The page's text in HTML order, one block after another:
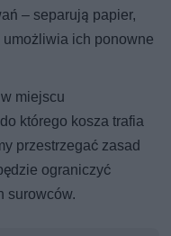
– separują papier,
ich ponowne
miejscu
którego kosza trafia
przestrzegać zasad
ograniczyć
surowców.